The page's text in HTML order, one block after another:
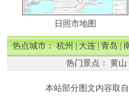
日照市地图
热点城市：杭州|大连|青岛|
热门景点： 黄山
本站部分图文内容取